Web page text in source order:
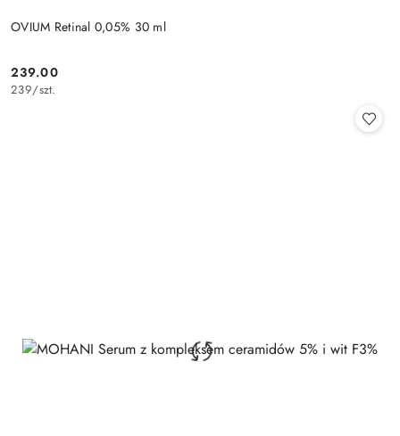
OVIUM Retinal 0,05% 30 ml
Cena:
239.00
239/szt.